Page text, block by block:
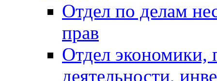
Отдел по делам
прав
Отдел экономики,
деятельности,